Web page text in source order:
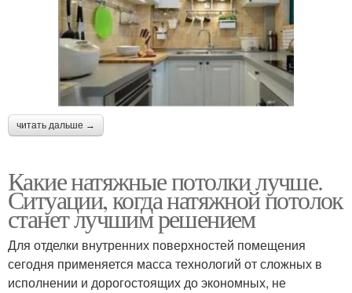
читать дальше →
Какие натяжные потолки лучше.
Ситуации, когда натяжной потолок
станет лучшим решением
Для отделки внутренних поверхностей помещения
сегодня применяется масса технологий от сложных в
исполнении и дорогостоящих до экономных, не